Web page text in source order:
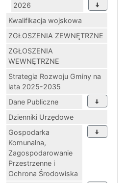
2026
Kwalifikacja wojskowa
ZGŁOSZENIA ZEWNĘTRZNE
ZGŁOSZENIA
WEWNĘTRZNE
Strategia Rozwoju Gminy na
lata 2025-2035
Dane Publiczne
Dzienniki Urzędowe
Gospodarka
Komunalna,
Zagospodarowanie
Przestrzenne i
Ochrona Środowiska